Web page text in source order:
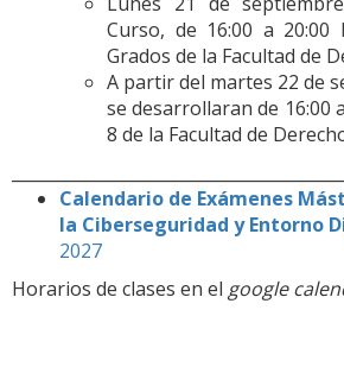
Curso, de 16:00 a
Grados de la Facultad de
A partir del martes 22 de
se desarrollaran de 16:00
8 de la Facultad de
Calendario de Exámenes
la Ciberseguridad y Entorno
2027
Horarios de clases en el google